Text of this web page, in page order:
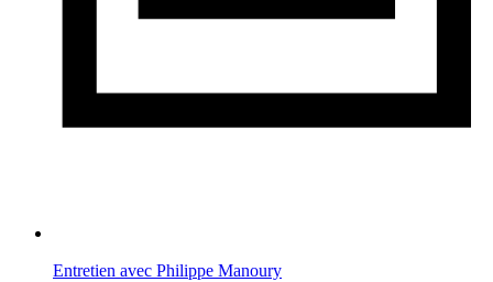
Entretien avec Philippe Manoury